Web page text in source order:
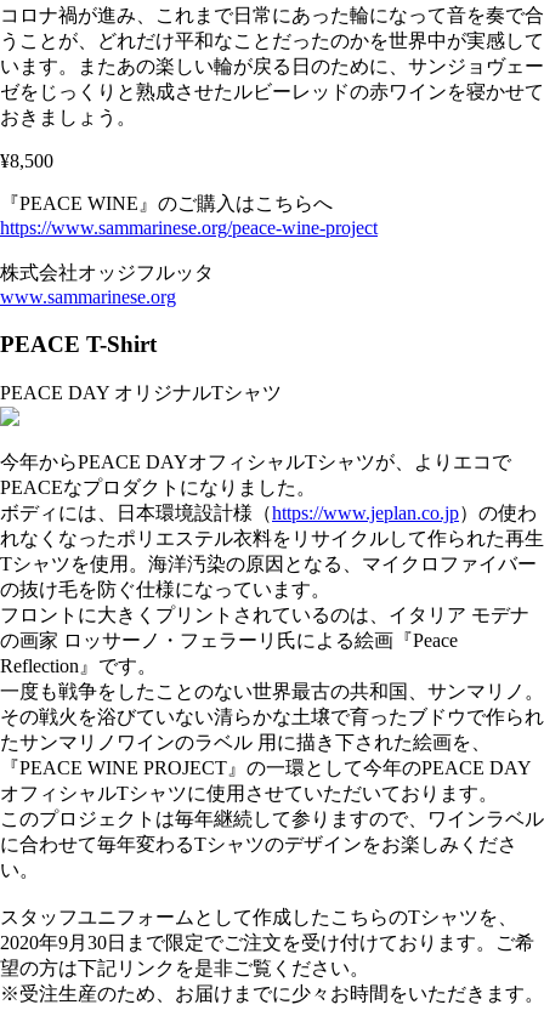
コロナ禍が進み、これまで日常にあった輪になって音を奏で合
うことが、どれだけ平和なことだったのかを世界中が実感して
います。またあの楽しい輪が戻る日のために、サンジョヴェー
ゼをじっくりと熟成させたルビーレッドの赤ワインを寝かせて
おきましょう。
¥8,500
『PEACE WINE』のご購入はこちらへ
https://www.sammarinese.org/peace-wine-project
株式会社オッジフルッタ
www.sammarinese.org
PEACE T-Shirt
PEACE DAY オリジナルTシャツ
今年からPEACE DAYオフィシャルTシャツが、よりエコで
PEACEなプロダクトになりました。
ボディには、日本環境設計様（https://www.jeplan.co.jp）の使わ
れなくなったポリエステル衣料をリサイクルして作られた再生
Tシャツを使用。海洋汚染の原因となる、マイクロファイバー
の抜け毛を防ぐ仕様になっています。
フロントに大きくプリントされているのは、イタリア モデナ
の画家 ロッサーノ・フェラーリ氏による絵画『Peace
Reflection』です。
一度も戦争をしたことのない世界最古の共和国、サンマリノ。
その戦火を浴びていない清らかな土壌で育ったブドウで作られ
たサンマリノワインのラベル 用に描き下された絵画を、
『PEACE WINE PROJECT』の一環として今年のPEACE DAY
オフィシャルTシャツに使用させていただいております。
このプロジェクトは毎年継続して参りますので、ワインラベル
に合わせて毎年変わるTシャツのデザインをお楽しみくださ
い。
スタッフユニフォームとして作成したこちらのTシャツを、
2020年9月30日まで限定でご注文を受け付けております。ご希
望の方は下記リンクを是非ご覧ください。
※受注生産のため、お届けまでに少々お時間をいただきます。